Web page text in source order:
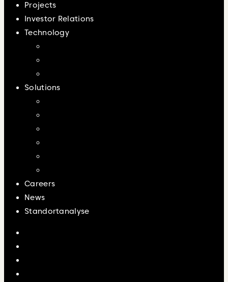
Projects
Investor Relations
Technology
Solutions
Careers
News
Standortanalyse